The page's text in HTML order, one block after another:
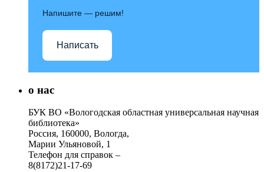
Напишите — решим!
Написать
о нас
БУК ВО «Вологодская областная универсальная научная
библиотека»
Россия, 160000, Вологда,
Марии Ульяновой, 1
Телефон для справок –
8(8172)21-17-69